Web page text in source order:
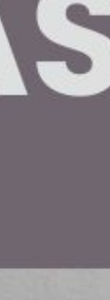
omfattande
ID.3 Pro S
på 91
batteri ska behålla
2021, innefattade
kvaliteten hos våra
som utsatt batteriet för
vid över 40
alltid
övervakat batteriets
att
vilket långt överstiger
över 90 procent efter
begagnade bilar,
att alltid installera